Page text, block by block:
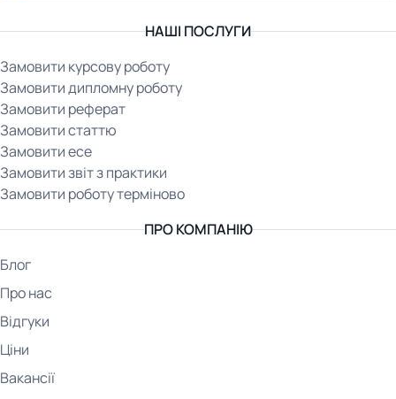
НАШІ ПОСЛУГИ
Замовити курсову роботу
Замовити дипломну роботу
Замовити реферат
Замовити статтю
Замовити есе
Замовити звіт з практики
Замовити роботу терміново
ПРО КОМПАНІЮ
Блог
Про нас
Відгуки
Ціни
Вакансії